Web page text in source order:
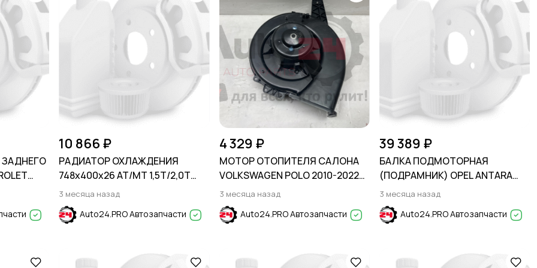
ЗАДНЕГО
10 866 ₽
РАДИАТОР ОХЛАЖДЕНИЯ
748х400х26 AT/MT 1,5T/2,0T
HONDA ACCORD 2018-2022
3 месяца назад
Auto24.PRO Автозапчасти
4 329 ₽
МОТОР ОТОПИТЕЛЯ САЛОНА
VOLKSWAGEN POLO 2010-2022
Skoda Rapid 12-
3 месяца назад
Auto24.PRO Автозапчасти
39 389 ₽
БАЛКА ПОДМОТОРНАЯ
(ПОДРАМНИК) OPEL ANTARA
2007-2017
3 месяца назад
Auto24.PRO Автозапчасти